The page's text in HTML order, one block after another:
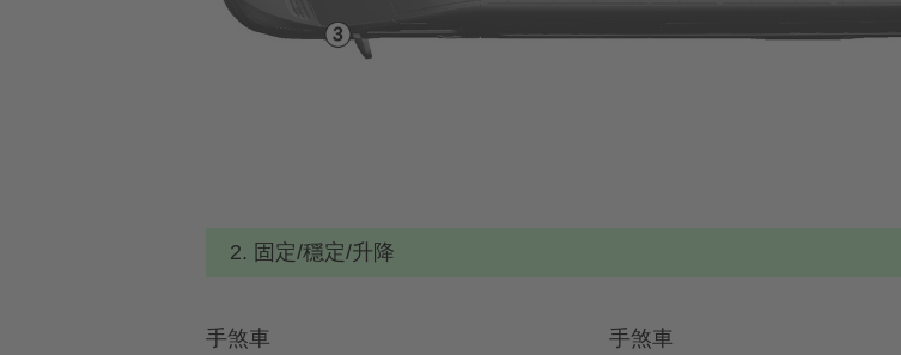
2. 固定/穩定/升降
手煞車 手煞車